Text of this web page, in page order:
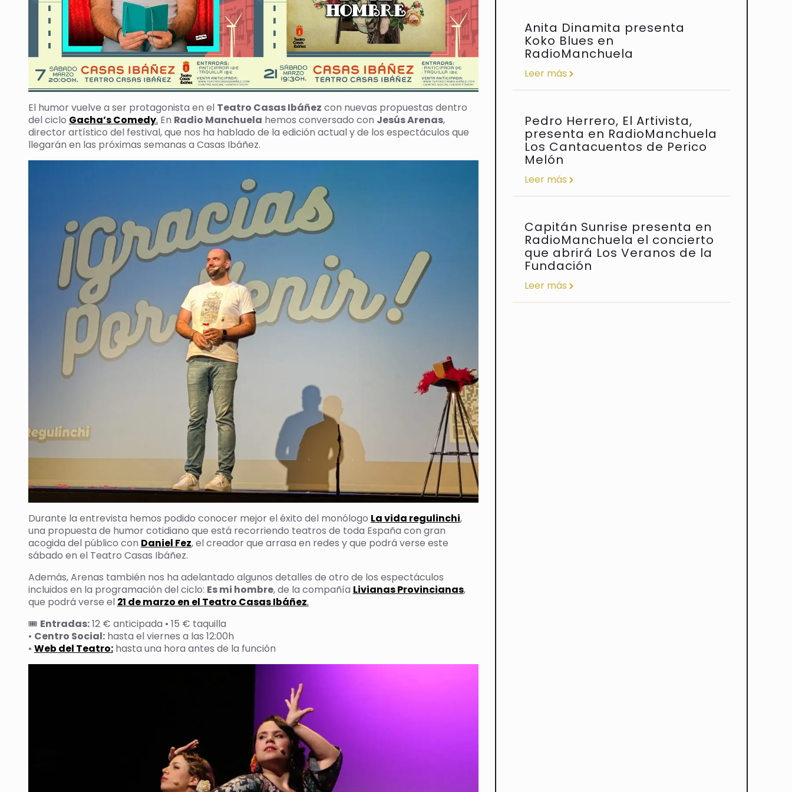
El humor vuelve a ser protagonista en el Teatro Casas Ibáñez con nuevas propuestas dentro
del ciclo Gacha’s Comedy. En Radio Manchuela hemos conversado con Jesús Arenas,
director artístico del festival, que nos ha hablado de la edición actual y de los espectáculos que
llegarán en las próximas semanas a Casas Ibáñez.
Durante la entrevista hemos podido conocer mejor el éxito del monólogo La vida regulinchi,
una propuesta de humor cotidiano que está recorriendo teatros de toda España con gran
acogida del público con Daniel Fez, el creador que arrasa en redes y que podrá verse este
sábado en el Teatro Casas Ibáñez.
Además, Arenas también nos ha adelantado algunos detalles de otro de los espectáculos
incluidos en la programación del ciclo: Es mi hombre, de la compañía Livianas Provincianas,
que podrá verse el 21 de marzo en el Teatro Casas Ibáñez.
🎟 Entradas:12 € anticipada • 15 € taquilla
• Centro Social:hasta el viernes a las 12:00h
• Web del Teatro:hasta una hora antes de la función
Anita Dinamita presenta
Koko Blues en
RadioManchuela
Leer más
Pedro Herrero, El Artivista,
presenta en RadioManchuela
Los Cantacuentos de Perico
Melón
Leer más
Capitán Sunrise presenta en
RadioManchuela el concierto
que abrirá Los Veranos de la
Fundación
Leer más